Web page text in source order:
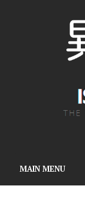
MAIN MENU